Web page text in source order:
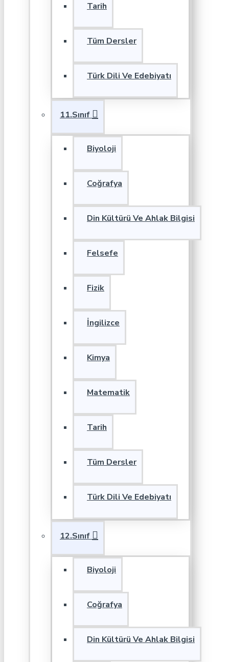
Tarih
Tüm Dersler
Türk Dili Ve Edebiyatı
11.Sınıf
Biyoloji
Coğrafya
Din Kültürü Ve Ahlak Bilgisi
Felsefe
Fizik
İngilizce
Kimya
Matematik
Tarih
Tüm Dersler
Türk Dili Ve Edebiyatı
12.Sınıf
Biyoloji
Coğrafya
Din Kültürü Ve Ahlak Bilgisi